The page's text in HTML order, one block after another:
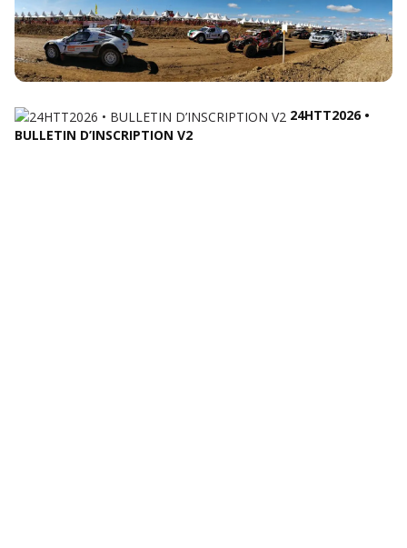
24HTT2026 •
BULLETIN D’INSCRIPTION V2